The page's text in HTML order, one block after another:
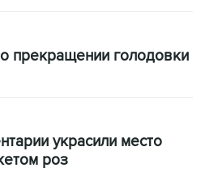
прекращении голодовки
украсили место
роз